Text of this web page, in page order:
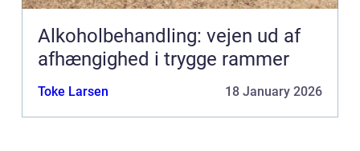
Alkoholbehandling: vejen ud af
afhængighed i trygge rammer
Toke Larsen 18 January 2026